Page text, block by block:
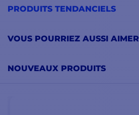
PRODUITS TENDANCIELS
VOUS POURRIEZ AUSSI AIMER
NOUVEAUX PRODUITS